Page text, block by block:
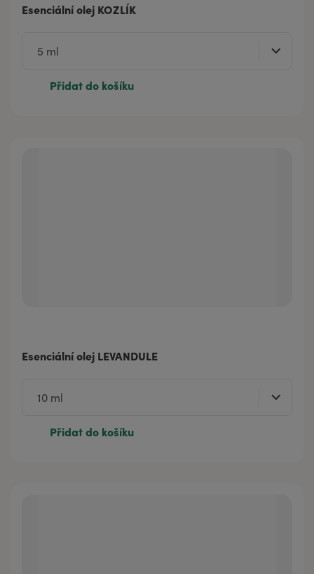
Esenciální olej KOZLÍK
Přidat do košíku
Esenciální olej LEVANDULE
Přidat do košíku